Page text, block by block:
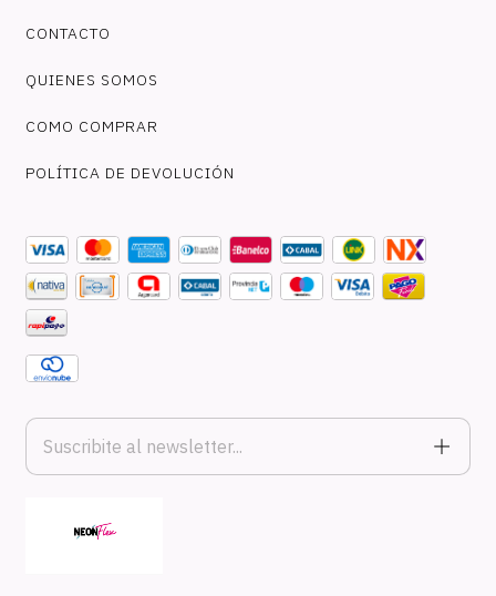
CONTACTO
QUIENES SOMOS
COMO COMPRAR
POLÍTICA DE DEVOLUCIÓN